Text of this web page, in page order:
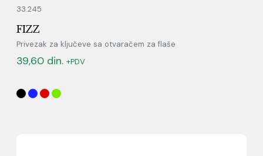
33.245
FIZZ
Privezak za ključeve sa otvaračem za flaše
39,60 din. +PDV